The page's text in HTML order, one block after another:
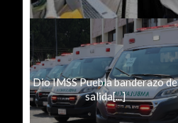
Dio IMSS Puebla banderazo de
salida[...]